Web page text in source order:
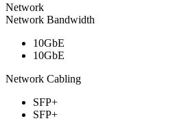
Network
Network Bandwidth
10GbE
10GbE
Network Cabling
SFP+
SFP+